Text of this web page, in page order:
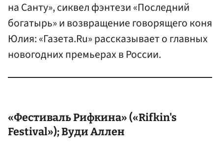
на Санту», сиквел фэнтези «Последний
богатырь» и возвращение говорящего коня
Юлия: «Газета.Ru» рассказывает о главных
новогодних премьерах в России.
«Фестиваль Рифкина» («Rifkin's
Festival»); Вуди Аллен